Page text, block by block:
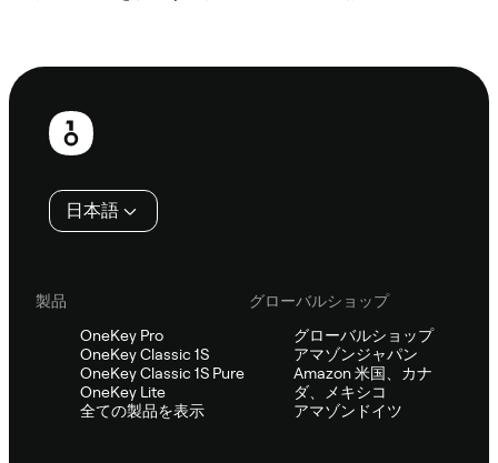
フ
日本語
製品
OneKey Pro
OneKey Classic 1S
OneKey Classic 1S Pure
OneKey Lite
全ての製品を表示
グローバルショップ
グローバルショップ
アマゾンジャパン
Amazon 米国、カナ
ダ、メキシコ
アマゾンドイツ